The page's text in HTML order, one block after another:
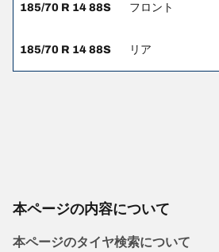
185/70 R 14 88S フロント
185/70 R 14 88S リア
本ページの内容について
本ページのタイヤ検索について